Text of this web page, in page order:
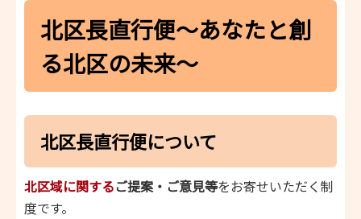
北区長直行便～あなたと創
る北区の未来～
北区長直行便について
北区域に関するご提案・ご意見等をお寄せいただく制
度です。